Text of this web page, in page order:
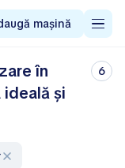
mașină
în
ideală și
6